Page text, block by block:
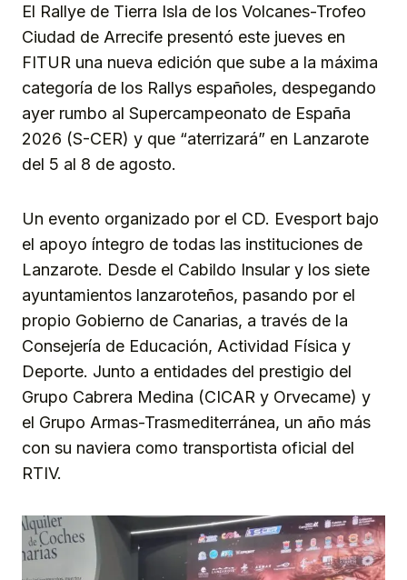
El Rallye de Tierra Isla de los Volcanes-Trofeo
Ciudad de Arrecife presentó este jueves en
FITUR una nueva edición que sube a la máxima
categoría de los Rallys españoles, despegando
ayer rumbo al Supercampeonato de España
2026 (S-CER) y que “aterrizará” en Lanzarote
del 5 al 8 de agosto.
Un evento organizado por el CD. Evesport bajo
el apoyo íntegro de todas las instituciones de
Lanzarote. Desde el Cabildo Insular y los siete
ayuntamientos lanzaroteños, pasando por el
propio Gobierno de Canarias, a través de la
Consejería de Educación, Actividad Física y
Deporte. Junto a entidades del prestigio del
Grupo Cabrera Medina (CICAR y Orvecame) y
el Grupo Armas-Trasmediterránea, un año más
con su naviera como transportista oficial del
RTIV.